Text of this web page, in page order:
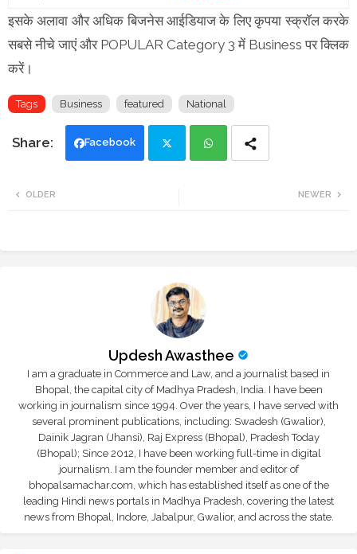
इसके अलावा और अधिक बिजनेस आईडियाज के लिए कृपया स्क्रॉल करके
सबसे नीचे जाएं और POPULAR Category 3 में Business पर क्लिक
करें।
Tags Business featured National
Facebook
NEWER
OLDER
Updesh Awasthee
I am a graduate in Commerce and Law, and a journalist based in
Bhopal, the capital city of Madhya Pradesh, India. I have been
working in journalism since 1994. Over the years, I have served with
several prominent publications, including: Swadesh (Gwalior),
Dainik Jagran (Jhansi), Raj Express (Bhopal), Pradesh Today
(Bhopal); Since 2012, I have been working full-time in digital
journalism. I am the founder member and editor of
bhopalsamachar.com, which has established itself as one of the
leading Hindi news portals in Madhya Pradesh, covering the latest
news from Bhopal, Indore, Jabalpur, Gwalior, and across the state.